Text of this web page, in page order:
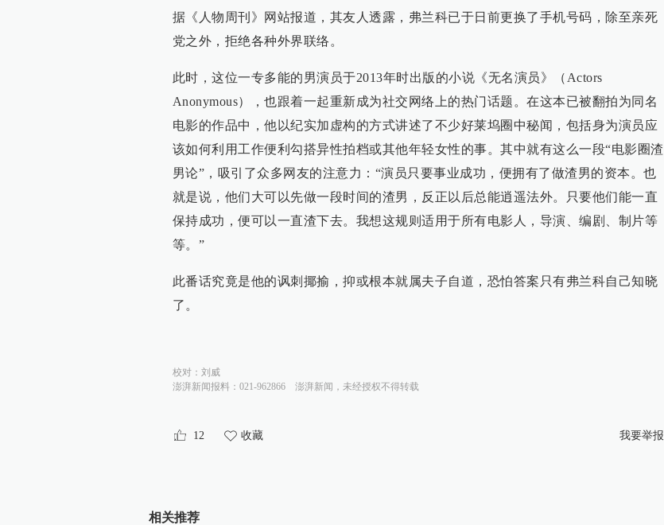
据《人物周刊》网站报道，其友人透露，弗兰科已于日前更换了手机号码，除至亲死
党之外，拒绝各种外界联络。
此时，这位一专多能的男演员于2013年时出版的小说《无名演员》（Actors
Anonymous），也跟着一起重新成为社交网络上的热门话题。在这本已被翻拍为同名
电影的作品中，他以纪实加虚构的方式讲述了不少好莱坞圈中秘闻，包括身为演员应
该如何利用工作便利勾搭异性拍档或其他年轻女性的事。其中就有这么一段“电影圈渣
男论”，吸引了众多网友的注意力：“演员只要事业成功，便拥有了做渣男的资本。也
就是说，他们大可以先做一段时间的渣男，反正以后总能逍遥法外。只要他们能一直
保持成功，便可以一直渣下去。我想这规则适用于所有电影人，导演、编剧、制片等
等。”
此番话究竟是他的讽刺揶揄，抑或根本就属夫子自道，恐怕答案只有弗兰科自己知晓
了。
校对： 刘威
澎湃新闻报料：021-962866
澎湃新闻，未经授权不得转载
12 收藏 我要举报
相关推荐